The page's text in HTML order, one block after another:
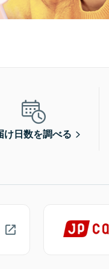
け日数を調べる